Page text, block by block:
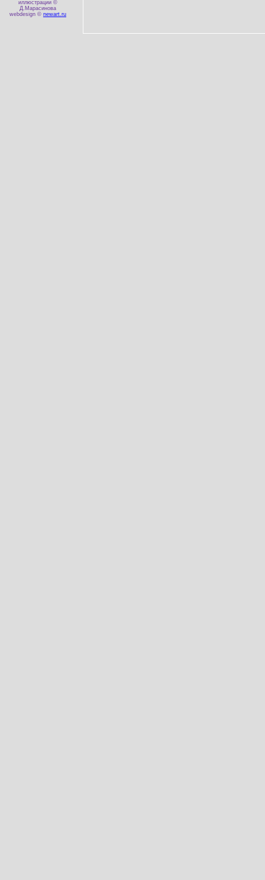
иллюстрации ©
Д.Марасинова
webdesign © newart.ru